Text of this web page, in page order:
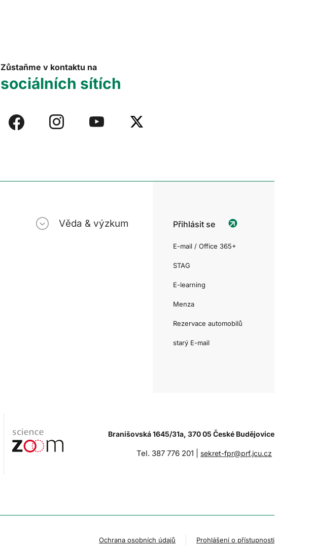
Zůstaňme v kontaktu na
sociálních sítích
Věda & výzkum Přihlásit se
E-mail / Office 365+
STAG
E-learning
Menza
Rezervace automobilů
starý E-mail
Branišovská 1645/31a, 370 05 České Budějovice
Tel. 387 776 201 | sekret-fpr@prf.jcu.cz
Ochrana osobních údajů Prohlášení o přístupnosti